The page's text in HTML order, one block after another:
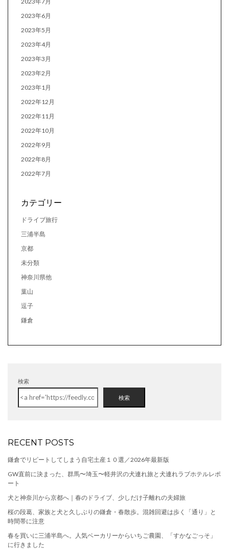
2023年6月
2023年5月
2023年4月
2023年3月
2023年2月
2023年1月
2022年12月
2022年11月
2022年10月
2022年9月
2022年8月
2022年7月
カテゴリー
ドライブ旅行
三浦半島
京都
未分類
神奈川県他
葉山
逗子
鎌倉
検索
検索
RECENT POSTS
鎌倉でリピートしてしまう自宅土産１０選／2026年最新版
GW直前に決まった、群馬〜埼玉〜軽井沢の犬連れ旅と犬連れラブホテルレポ
ート
犬と神奈川から京都へ｜春のドライブ、少しだけ子離れの夫婦旅
桜の段葛、家族と犬と久しぶりの鎌倉・春散歩。混雑回避は歩く「通り」と
時間帯に注意
春を買いに三浦半島へ。人気ベーカリーからいちご農園、「すかなごっそ」
に行きました